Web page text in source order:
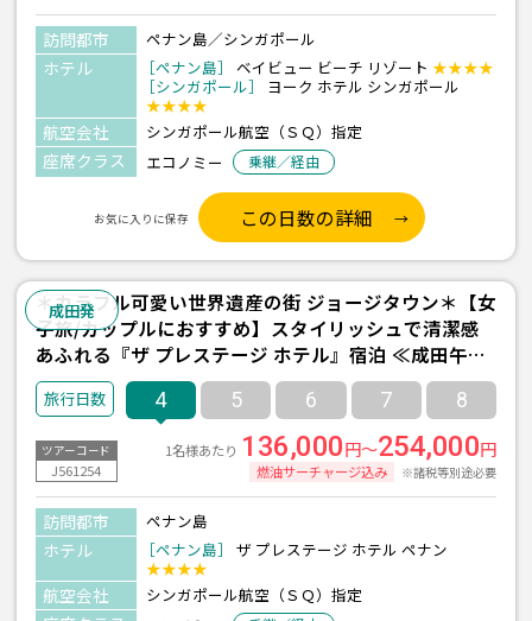
訪問都市 ペナン島／シンガポール
ホテル ［ペナン島］ ベイビュー ビーチ リゾート ★★★★
［シンガポール］
ヨーク ホテル シンガポール
★★★★
航空会社 シンガポール航空（ＳＱ）指定
座席クラス エコノミー 乗継／経由
お気に入りに保存 この日数の詳細
成田発
＊カラフル可愛い世界遺産の街 ジョージタウン＊【女
子旅/カップルにおすすめ】スタイリッシュで清潔感
あふれる『ザ プレステージ ホテル』宿泊 ≪成田午前
発/シンガポール航空利用/ペナン島 2泊4日間/朝食付
き≫
4 5 6 7 8
ツアーコード
J561254
1名様あたり 136,000円～254,000円
燃油サーチャージ込み ※諸税等別途必要
訪問都市 ペナン島
ホテル ［ペナン島］
ザ プレステージ ホテル ペナン
★★★★
航空会社 シンガポール航空（ＳＱ）指定